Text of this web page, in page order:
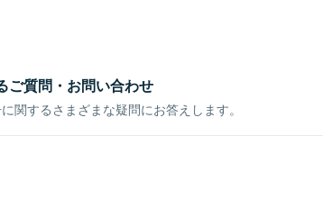
ご質問・お問い合わせ
関するさまざまな疑問にお答えします。